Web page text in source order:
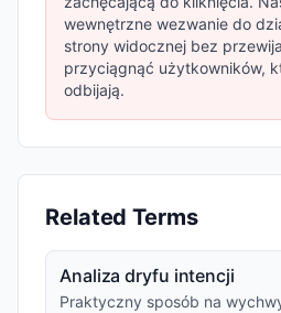
wewnętrzne wezwanie do
strony widocznej bez
przyciągnąć użytkowników,
odbijają.
Related Terms
Analiza dryfu intencji
Praktyczny sposób na